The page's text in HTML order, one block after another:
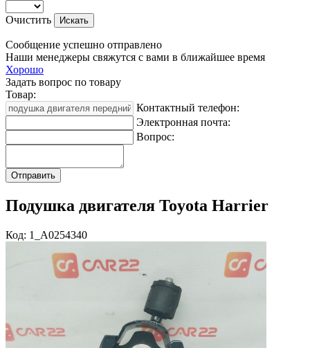
Очистить
Сообщение успешно отправлено
Наши менеджеры свяжутся с вами в ближайшее время
Хорошо
Задать вопрос по товару
Товар:
Контактный телефон:
Электронная почта:
Вопрос:
Подушка двигателя Toyota Harrier
Код: 1_A0254340